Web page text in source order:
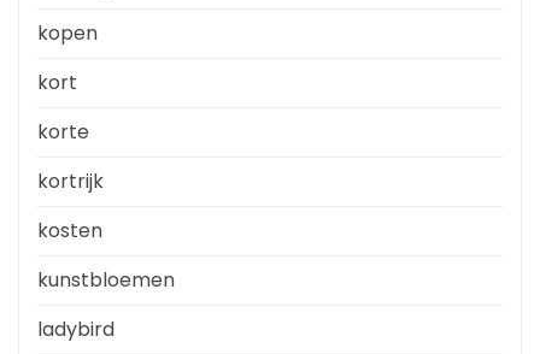
kopen
kort
korte
kortrijk
kosten
kunstbloemen
ladybird